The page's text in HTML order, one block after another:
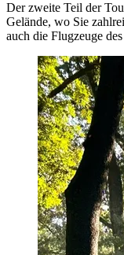
Der zweite Teil der
Gelände, wo Sie
auch die Flugzeuge